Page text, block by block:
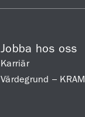
Jobba hos oss
Karriär
Värdegrund – KRAM